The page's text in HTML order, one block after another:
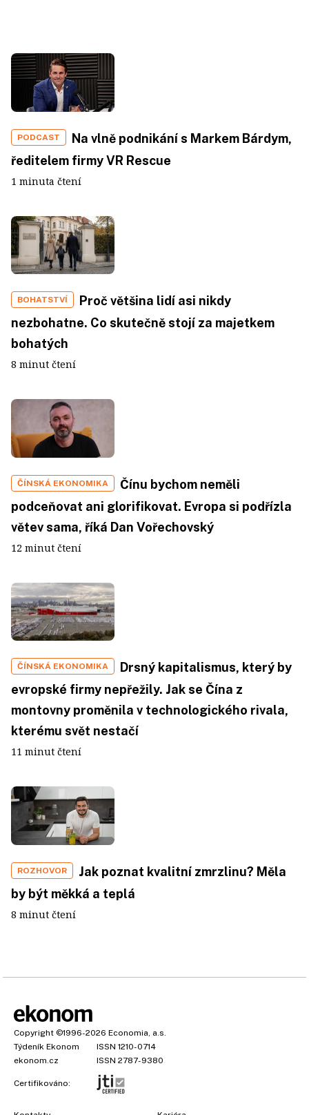
PODCAST
Na vlně podnikání s Markem Bárdym,
ředitelem firmy VR Rescue
1 minuta čtení
BOHATSTVÍ
Proč většina lidí asi nikdy
nezbohatne. Co skutečně stojí za majetkem
bohatých
8 minut čtení
ČÍNSKÁ EKONOMIKA
Čínu bychom neměli
podceňovat ani glorifikovat. Evropa si podřízla
větev sama, říká Dan Vořechovský
12 minut čtení
ČÍNSKÁ EKONOMIKA
Drsný kapitalismus, který by
evropské firmy nepřežily. Jak se Čína z
montovny proměnila v technologického rivala,
kterému svět nestačí
11 minut čtení
ROZHOVOR
Jak poznat kvalitní zmrzlinu? Měla
by být měkká a teplá
8 minut čtení
Copyright ©1996-2026 Economia, a.s.
Týdeník Ekonom
ISSN 1210-0714
ekonom.cz
ISSN 2787-9380
Certifikováno: